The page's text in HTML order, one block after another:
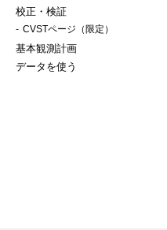
校正・検証
CVSTページ（限定）
基本観測計画
データを使う